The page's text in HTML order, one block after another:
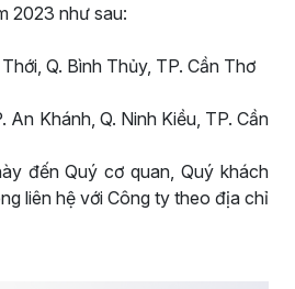
2023 như sau:
Q. Bình Thủy, TP. Cần Thơ
An Khánh, Q. Ninh Kiều, TP. Cần
đến Quý cơ quan, Quý khách
liên hệ với Công ty theo địa chỉ